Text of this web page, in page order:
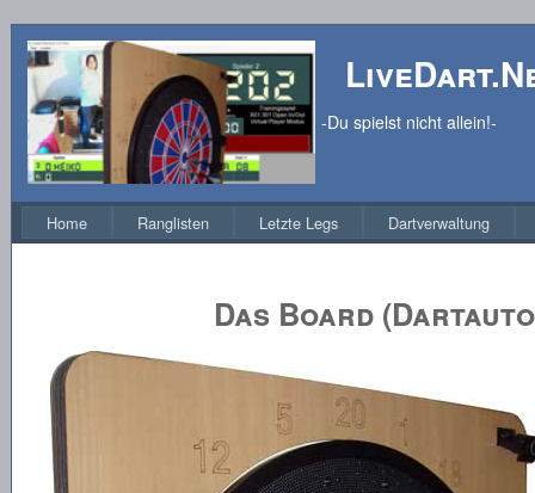
-Du spielst nicht allein!-
Home Ranglisten Letzte Legs Dartverwaltung
Das Board